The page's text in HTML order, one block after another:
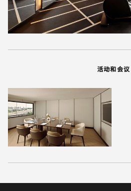
活动和会议